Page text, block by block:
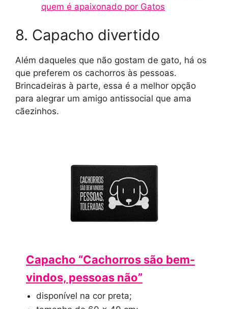
quem é apaixonado por Gatos
8. Capacho divertido
Além daqueles que não gostam de gato, há os
que preferem os cachorros às pessoas.
Brincadeiras à parte, essa é a melhor opção
para alegrar um amigo antissocial que ama
cãezinhos.
Capacho “Cachorros são bem-
vindos, pessoas não”
disponível na cor preta;